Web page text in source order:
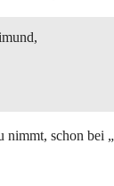
nimmt, schon